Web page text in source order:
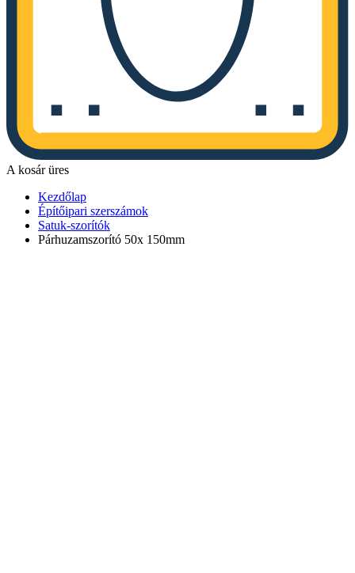
A kosár üres
Kezdőlap
Építőipari szerszámok
Satuk-szorítók
Párhuzamszorító 50x 150mm